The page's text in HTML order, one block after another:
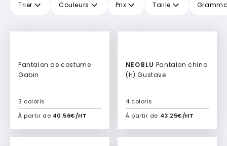
Trier Couleurs Prix Taille
Pantalon de costume
Gabin
À partir de 40.56€/HT
3 coloris
Ajouter à mon devis
NEOBLU
(H) Gustave
À partir de 43.25€/HT
4 coloris
Ajouter à mon devis